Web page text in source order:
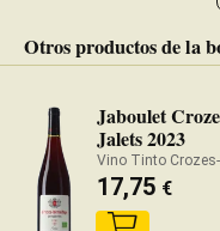
Otros productos de la
Jaboulet
Jalets 2023
Vino Tinto
17,75 €